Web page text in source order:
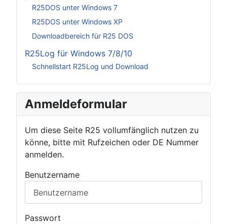
R25DOS unter Windows 7
R25DOS unter Windows XP
Downloadbereich für R25 DOS
R25Log für Windows 7/8/10
Schnellstart R25Log und Download
Anmeldeformular
Um diese Seite R25 vollumfänglich nutzen zu
könne, bitte mit Rufzeichen oder DE Nummer
anmelden.
Benutzername
Passwort